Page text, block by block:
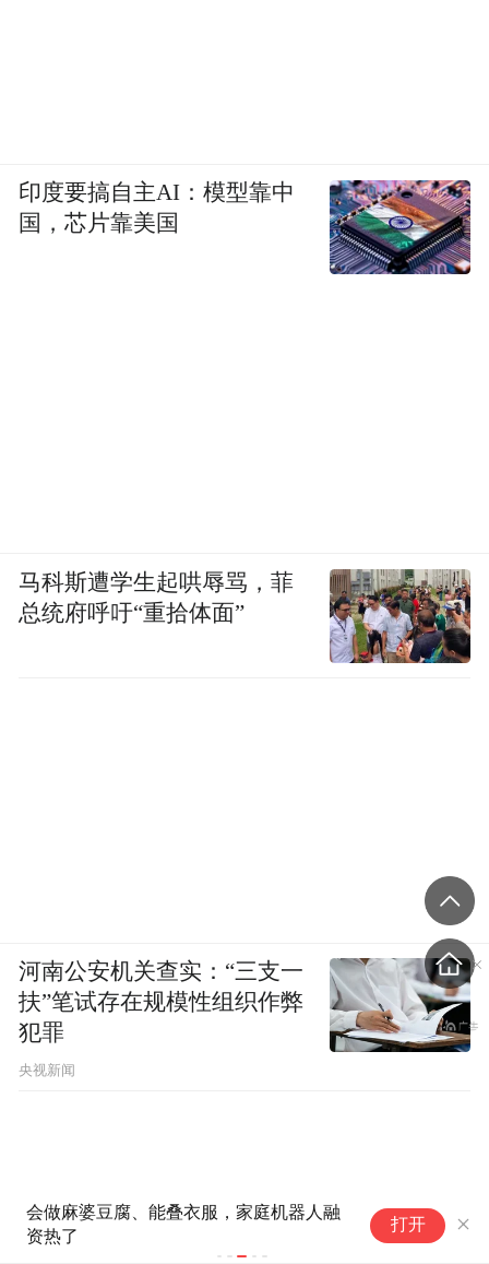
会做麻婆豆腐、能叠衣服，家庭机器人融
资热了
戏曲舞台频
评价体系的
打开
印度要搞自主AI：模型靠中
国，芯片靠美国
马科斯遭学生起哄辱骂，菲
总统府呼吁“重拾体面”
河南公安机关查实：“三支一
扶”笔试存在规模性组织作弊
犯罪
央视新闻